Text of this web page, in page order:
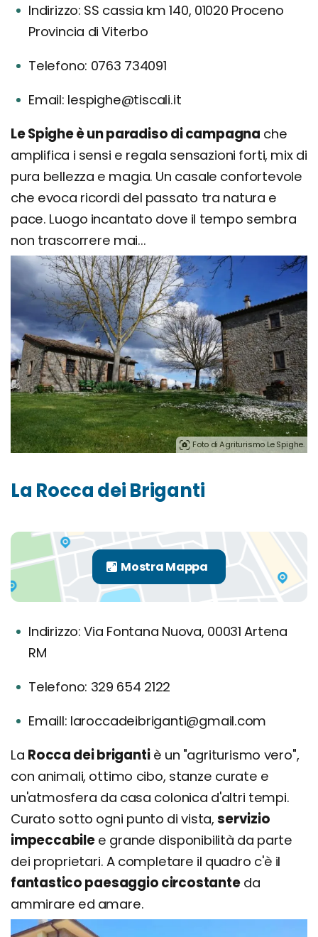
Indirizzo: SS cassia km 140, 01020 Proceno
Provincia di Viterbo
Telefono: 0763 734091
Email: lespighe@tiscali.it
Le Spighe è un paradiso di campagna che
amplifica i sensi e regala sensazioni forti, mix di
pura bellezza e magia. Un casale confortevole
che evoca ricordi del passato tra natura e
pace. Luogo incantato dove il tempo sembra
non trascorrere mai...
Foto di Agriturismo Le Spighe.
La Rocca dei Briganti
Indirizzo: Via Fontana Nuova, 00031 Artena
RM
Telefono: 329 654 2122
Emaill: laroccadeibriganti@gmail.com
La Rocca dei brigantiè un "agriturismo vero",
con animali, ottimo cibo, stanze curate e
un'atmosfera da casa colonica d'altri tempi.
Curato sotto ogni punto di vista,servizio
impeccabilee grande disponibilità da parte
dei proprietari. A completare il quadro c'è il
fantastico paesaggio circostanteda
ammirare ed amare.